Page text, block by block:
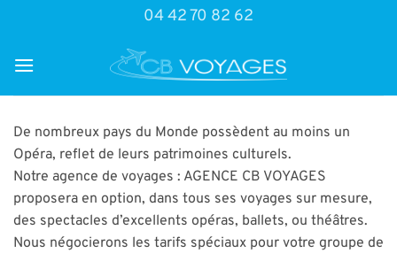
04 42 70 82 62
De nombreux pays du Monde possèdent au moins un
Opéra, reflet de leurs patrimoines culturels.
Notre agence de voyages : AGENCE CB VOYAGES
proposera en option, dans tous ses voyages sur mesure,
des spectacles d’excellents opéras, ballets, ou théâtres.
Nous négocierons les tarifs spéciaux pour votre groupe de